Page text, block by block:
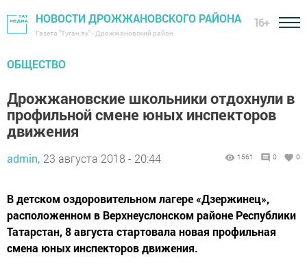
НОВОСТИ ДРОЖЖАНОВСКОГО РАЙОНА
Газета "Туган як" - Дрожжановский район
16+
ОБЩЕСТВО
Дрожжановские школьники отдохнули в
профильной смене юных инспекторов
движения
admin, 23 августа 2018 - 20:44 1561 0 0
В детском оздоровительном лагере «Дзержинец»,
расположенном в Верхнеуслонском районе Республики
Татарстан, 8 августа стартовала новая профильная
смена юных инспекторов движения.